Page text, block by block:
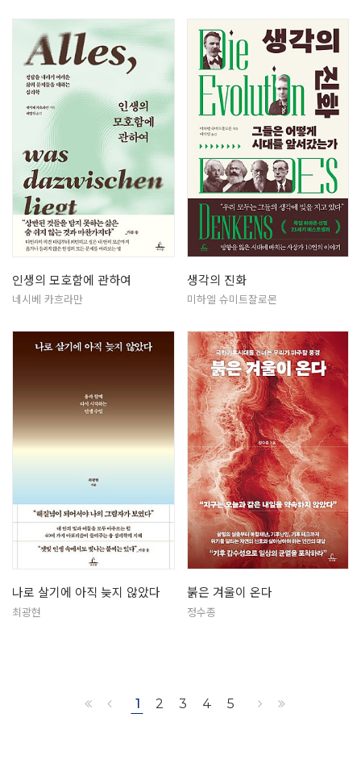
인생의 모호함에 관하여
네시베 카흐라만
생각의 진화
미하엘 슈미트잘로몬
나로 살기에 아직 늦지 않았다
최광현
붉은 겨울이 온다
정수종
1 2 3 4 5